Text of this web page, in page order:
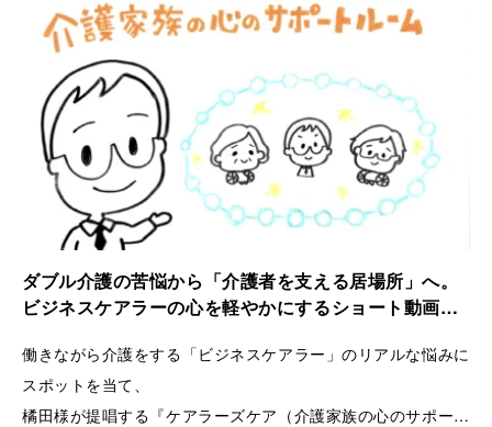
ダブル介護の苦悩から「介護者を支える居場所」へ。
ビジネスケアラーの心を軽やかにするショート動画｜
働きながら介護をする「ビジネスケアラー」のリアルな悩みに
スポットを当て、
橘田様が提唱する『ケアラーズケア（介護家族の心のサポート